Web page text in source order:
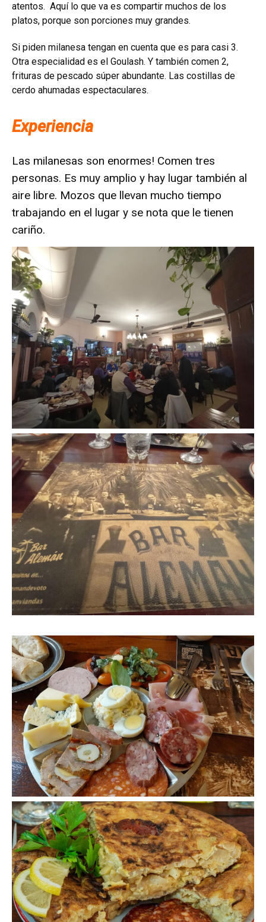
atentos. Aquí lo que va es compartir muchos de los
platos, porque son porciones muy grandes.
Si piden milanesa tengan en cuenta que es para casi 3.
Otra especialidad es el Goulash. Y también comen 2,
frituras de pescado súper abundante. Las costillas de
cerdo ahumadas espectaculares.
Experiencia
Las milanesas son enormes! Comen tres
personas. Es muy amplio y hay lugar también al
aire libre. Mozos que llevan mucho tiempo
trabajando en el lugar y se nota que le tienen
cariño.